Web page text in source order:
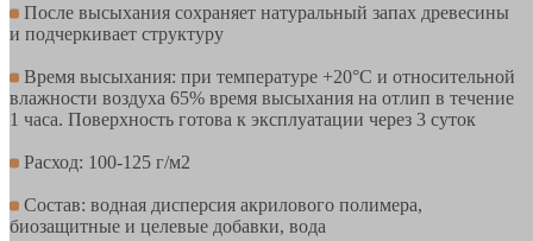
После высыхания сохраняет натуральный запах древесины
и подчеркивает структуру
Время высыхания: при температуре +20°С и относительной
влажности воздуха 65% время высыхания на отлип в течение
1 часа. Поверхность готова к эксплуатации через 3 суток
Расход: 100-125 г/м2
Состав: водная дисперсия акрилового полимера,
биозащитные и целевые добавки, вода